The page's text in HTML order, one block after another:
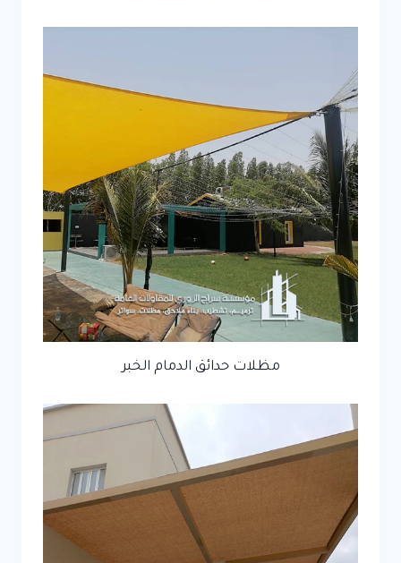
مظلات حدائق الدمام الخبر